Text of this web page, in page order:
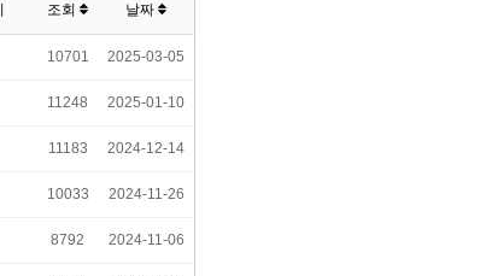
조회 날짜
10701 2025-03-05
11248 2025-01-10
11183 2024-12-14
10033 2024-11-26
8792 2024-11-06